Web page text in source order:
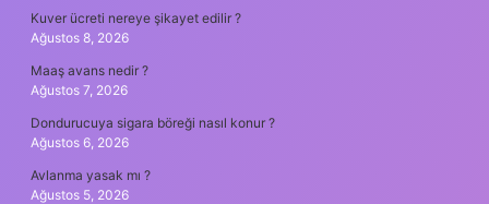
Kuver ücreti nereye şikayet edilir ?
Ağustos 8, 2026
Maaş avans nedir ?
Ağustos 7, 2026
Dondurucuya sigara böreği nasıl konur ?
Ağustos 6, 2026
Avlanma yasak mı ?
Ağustos 5, 2026